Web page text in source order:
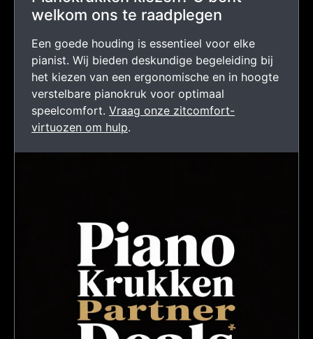
welkom ons te raadplegen
Een goede houding is essentieel voor elke
pianist. Wij bieden deskundige begeleiding bij
het kiezen van een ergonomische en in hoogte
verstelbare pianokruk voor optimaal
speelcomfort. Vraag onze zitcomfort-
virtuozen om hulp.